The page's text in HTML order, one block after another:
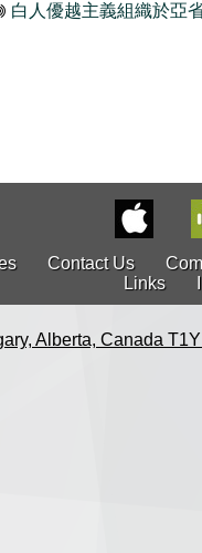
白人優越主義組織於亞
Contact Us
Links
Alberta, Canada